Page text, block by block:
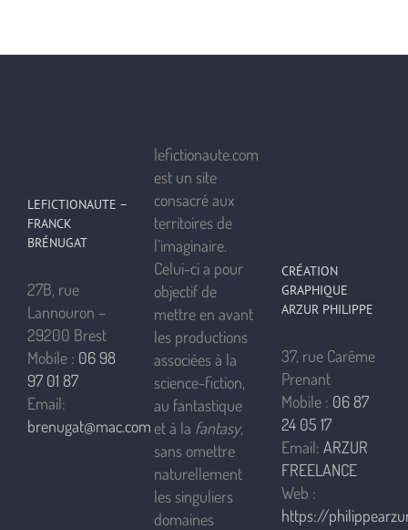
LEFICTIONAUTE –
FRANCK
BRÉNUGAT
27B, rue
Lannouron –
29200 Brest
Mobile : 06 98
97 01 87
Email:
brenugat@mac.com
lefictionaute.com
est un site
consacré aux
territoires de
l’imaginaire.
Celui-ci a pour
objectif de
mettre en avant
les productions
associées à la
science-fiction,
au fantastique
et à la fantasy,
sans omettre
naturellement
les singuliers
domaines
CRÉATION
GRAPHIQUE
ARZUR PHILIPPE
37, rue Carême
Prenant
Mobile : 06 87
24 05 17
Email: ARZUR
FREELANCE
Web :
https://